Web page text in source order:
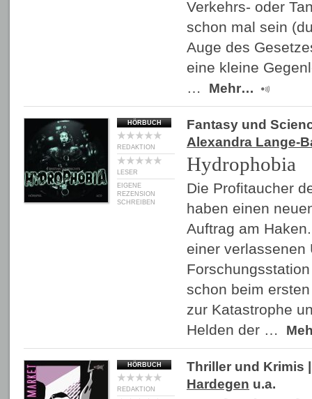
Verkehrs- oder
schon mal sein
Auge des
eine kleine
…
Mehr…
HÖRBUCH
REDAKTION
LESER
EIGENE
REZENSION
SCHREIBEN
Fantasy und
Alexandra Lange-
Hydrophobia
Die Profitaucher
haben einen
Auftrag am
einer verlassenen
schon beim
zur Katastrophe
Helden der …
HÖRBUCH
REDAKTION
Thriller und Krimis
Hardegen u.a.